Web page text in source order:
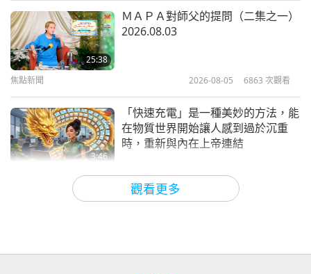
醫療照護機器人
觀看更多
25:38
ＭＡＰＡ對師父的提問（二集之一）
2026.08.03
焦點新聞 2026-08-05 6863 次觀看
3:46
「快速充電」是一種美妙的方法，能
在物質世界開始讓人感到過於沉重
時，重新與內在上帝連結
2026-08-05
38:07